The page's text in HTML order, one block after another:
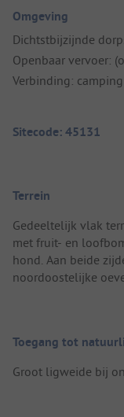
Omgeving
Dichtstbijzijnde
Openbaar vervoer:
Verbinding:
Sitecode: 45131
Terrein
Gedeeltelijk vlak
met fruit- en
hond. Aan beide
noordoostelijke
Toegang tot
Groot ligweide bij